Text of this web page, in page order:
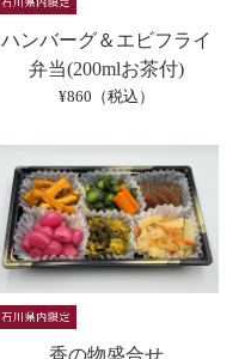
ハンバーグ＆エビフライ
弁当(200mlお茶付)
¥860（税込）